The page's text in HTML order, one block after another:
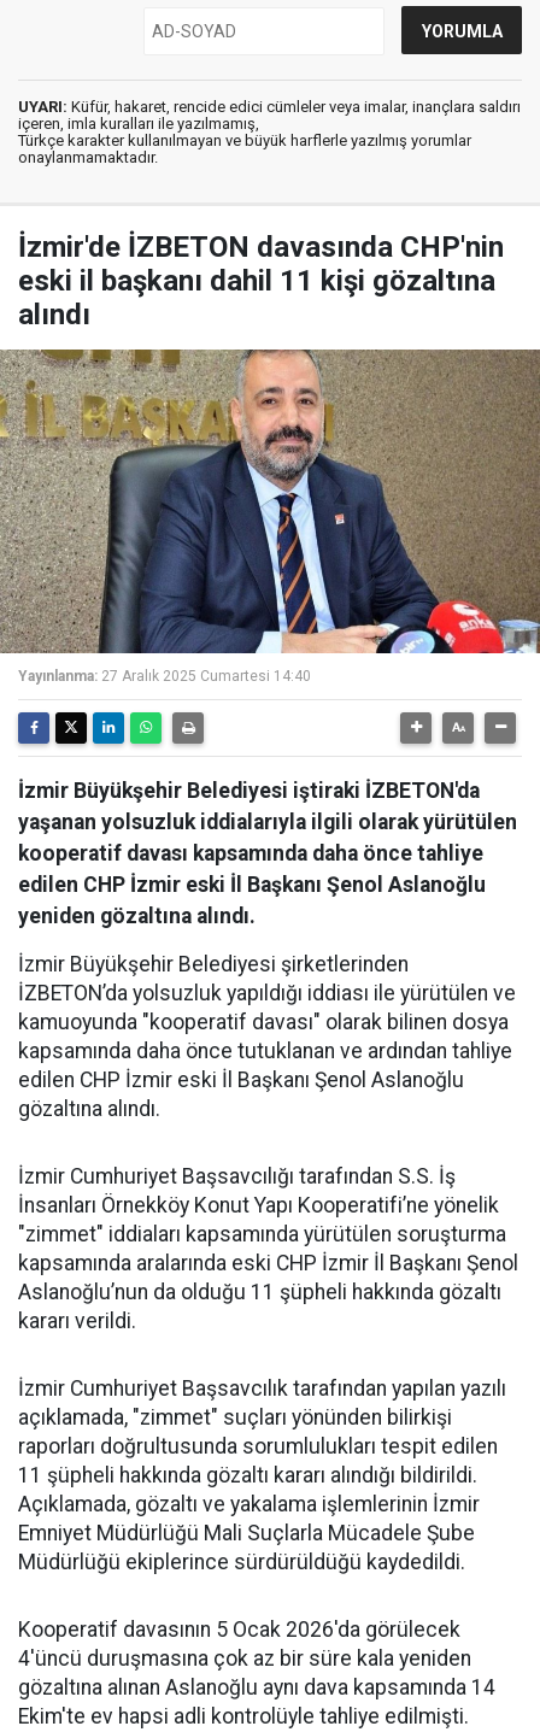
UYARI: Küfür, hakaret, rencide edici cümleler veya imalar, inançlara saldırı
içeren, imla kuralları ile yazılmamış,
Türkçe karakter kullanılmayan ve büyük harflerle yazılmış yorumlar
onaylanmamaktadır.
İzmir'de İZBETON davasında CHP'nin
eski il başkanı dahil 11 kişi gözaltına
alındı
Yayınlanma: 27 Aralık 2025 Cumartesi 14:40
İzmir Büyükşehir Belediyesi iştiraki İZBETON'da
yaşanan yolsuzluk iddialarıyla ilgili olarak yürütülen
kooperatif davası kapsamında daha önce tahliye
edilen CHP İzmir eski İl Başkanı Şenol Aslanoğlu
yeniden gözaltına alındı.
İzmir Büyükşehir Belediyesi şirketlerinden
İZBETON’da yolsuzluk yapıldığı iddiası ile yürütülen ve
kamuoyunda "kooperatif davası" olarak bilinen dosya
kapsamında daha önce tutuklanan ve ardından tahliye
edilen CHP İzmir eski İl Başkanı Şenol Aslanoğlu
gözaltına alındı.
İzmir Cumhuriyet Başsavcılığı tarafından S.S. İş
İnsanları Örnekköy Konut Yapı Kooperatifi’ne yönelik
"zimmet" iddiaları kapsamında yürütülen soruşturma
kapsamında aralarında eski CHP İzmir İl Başkanı Şenol
Aslanoğlu’nun da olduğu 11 şüpheli hakkında gözaltı
kararı verildi.
İzmir Cumhuriyet Başsavcılık tarafından yapılan yazılı
açıklamada, "zimmet" suçları yönünden bilirkişi
raporları doğrultusunda sorumlulukları tespit edilen
11 şüpheli hakkında gözaltı kararı alındığı bildirildi.
Açıklamada, gözaltı ve yakalama işlemlerinin İzmir
Emniyet Müdürlüğü Mali Suçlarla Mücadele Şube
Müdürlüğü ekiplerince sürdürüldüğü kaydedildi.
Kooperatif davasının 5 Ocak 2026'da görülecek
4'üncü duruşmasına çok az bir süre kala yeniden
gözaltına alınan Aslanoğlu aynı dava kapsamında 14
Ekim'te ev hapsi adli kontrolüyle tahliye edilmişti.